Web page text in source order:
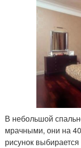
В небольшой
мрачными, они на
рисунок